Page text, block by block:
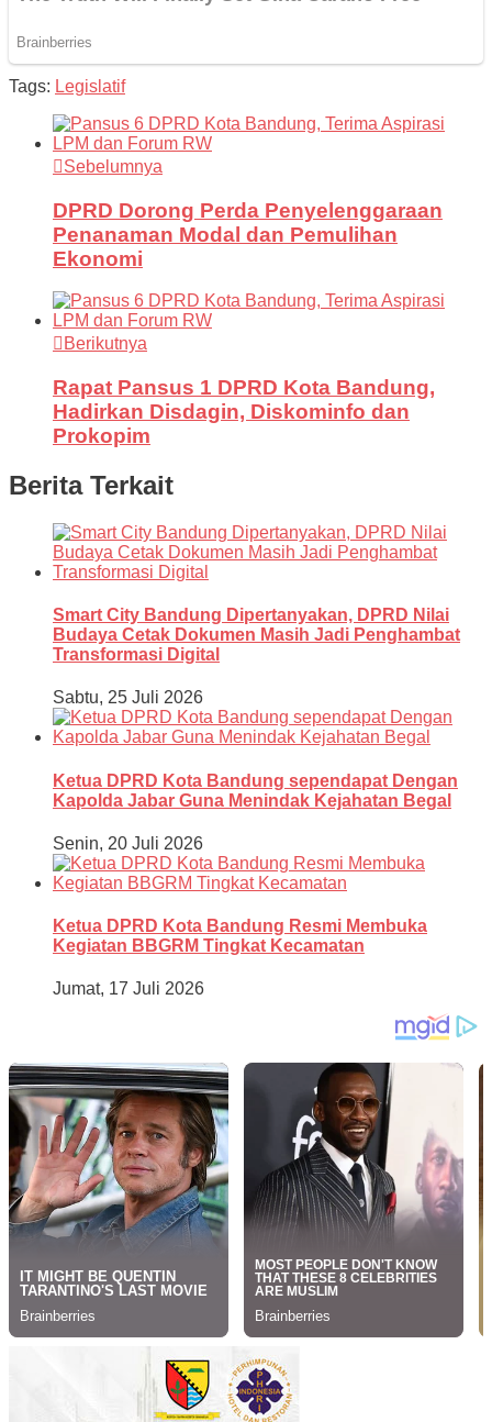
Tags: Legislatif
Sebelumnya
DPRD Dorong Perda Penyelenggaraan
Penanaman Modal dan Pemulihan
Ekonomi
Berikutnya
Rapat Pansus 1 DPRD Kota Bandung,
Hadirkan Disdagin, Diskominfo dan
Prokopim
Berita Terkait
Smart City Bandung Dipertanyakan, DPRD Nilai
Budaya Cetak Dokumen Masih Jadi Penghambat
Transformasi Digital
Sabtu, 25 Juli 2026
Ketua DPRD Kota Bandung sependapat Dengan
Kapolda Jabar Guna Menindak Kejahatan Begal
Senin, 20 Juli 2026
Ketua DPRD Kota Bandung Resmi Membuka
Kegiatan BBGRM Tingkat Kecamatan
Jumat, 17 Juli 2026